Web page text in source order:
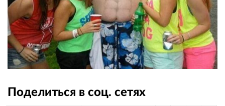
Поделиться в соц. сетях